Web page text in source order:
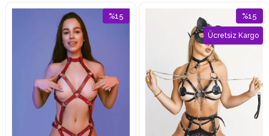
%15
%15
İndirim
Ücretsiz Kargo